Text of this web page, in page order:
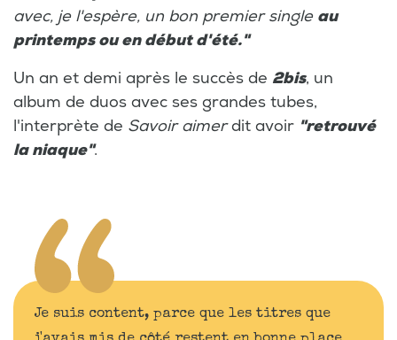
avec, je l'espère, un bon premier single au
printemps ou en début d'été."
Un an et demi après le succès de 2bis, un
album de duos avec ses grandes tubes,
l'interprète de Savoir aimerdit avoir "retrouvé
la niaque".
Je suis content, parce que les titres que